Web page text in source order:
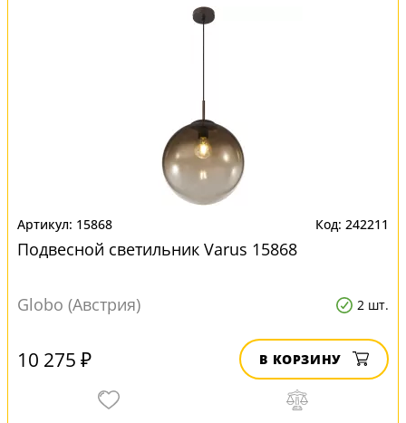
15868 242211
Подвесной светильник Varus 15868
Globo (Австрия) 2 шт.
10 275 ₽ В КОРЗИНУ